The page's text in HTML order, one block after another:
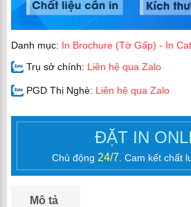
Danh mục: In Brochure (Tờ Gấp) - In
Trụ sở chính: Liên hệ qua Zalo
PGD Thị Nghè: Liên hệ qua Zalo
ĐẶT IN
Chủ động 24/7 . Cam kết chất
Mô tả